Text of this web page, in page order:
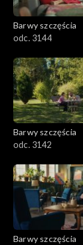
Barwy szczęścia
odc. 3144
Barwy szczęścia
odc. 3142
Barwy szczęścia